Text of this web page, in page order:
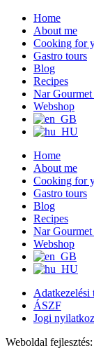
Home
About me
Cooking for
Gastro tours
Blog
Recipes
Nar Gourmet
Webshop
Home
About me
Cooking for
Gastro tours
Blog
Recipes
Nar Gourmet
Webshop
Adatkezelési
ÁSZF
Jogi
Weboldal